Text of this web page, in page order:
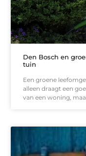
Den Bosch en
tuin
Een groene
alleen draagt een
van een woning,